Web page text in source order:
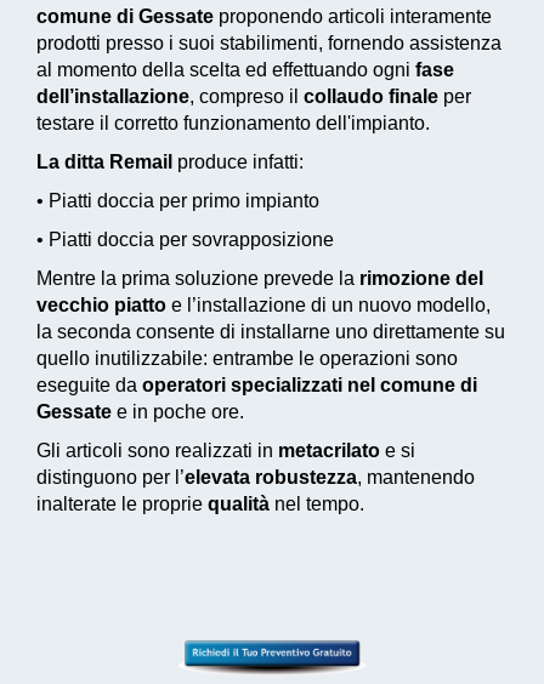
comune di Gessate proponendo articoli interamente
prodotti presso i suoi stabilimenti, fornendo assistenza
al momento della scelta ed effettuando ogni fase
dell’installazione, compreso il collaudo finale per
testare il corretto funzionamento dell'impianto.
La ditta Remail produce infatti:
• Piatti doccia per primo impianto
• Piatti doccia per sovrapposizione
Mentre la prima soluzione prevede la rimozione del
vecchio piatto e l’installazione di un nuovo modello,
la seconda consente di installarne uno direttamente su
quello inutilizzabile: entrambe le operazioni sono
eseguite da operatori specializzati nel comune di
Gessate e in poche ore.
Gli articoli sono realizzati in metacrilato e si
distinguono per l’elevata robustezza, mantenendo
inalterate le proprie qualità nel tempo.